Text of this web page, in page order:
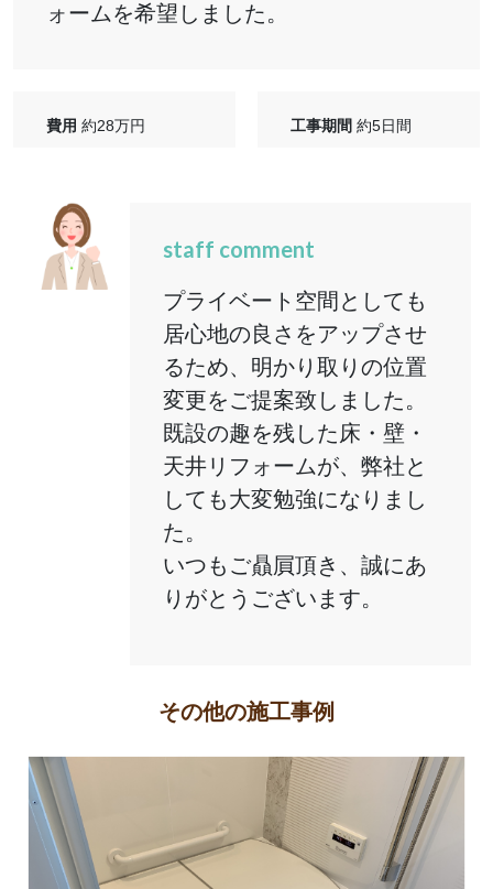
ォームを希望しました。
費用 約28万円 工事期間 約5日間
staff comment
プライベート空間としても
居心地の良さをアップさせ
るため、明かり取りの位置
変更をご提案致しました。
既設の趣を残した床・壁・
天井リフォームが、弊社と
しても大変勉強になりまし
た。
いつもご贔屓頂き、誠にあ
りがとうございます。
その他の施工事例